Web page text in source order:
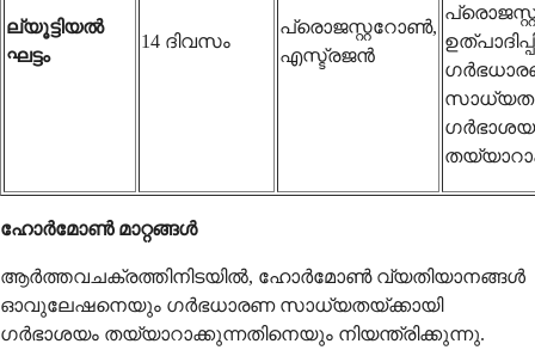
ല്യൂട്ടിയൽ
ഘട്ടം
14 ദിവസം
പ്രൊജസ്റ്ററോൺ,
എസ്ട്രജൻ
ഗർഭാശയ
ഹോർമോൺ മാറ്റങ്ങൾ
ആർത്തവചക്രത്തിനിടയിൽ, ഹോർമോൺ വ്യതിയാനങ്ങൾ
ഓവുലേഷനെയും ഗർഭധാരണ സാധ്യതയ്ക്കായി
ഗർഭാശയം തയ്യാറാക്കുന്നതിനെയും നിയന്ത്രിക്കുന്നു.